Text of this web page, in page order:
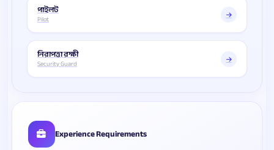
পাইলট
Pilot
নিরাপত্তা রক্ষী
Security Guard
Experience Requirements